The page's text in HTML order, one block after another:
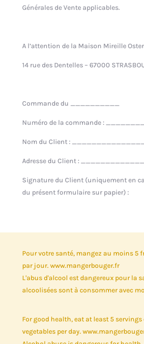
Générales de Vente applicables.
A l’attention de la Maison Mireille Oster
14 rue des Dentelles – 67000
Commande du __________
Numéro de la commande :
Nom du Client :
Adresse du Client :
Signature du Client (uniquement en
du présent formulaire sur papier) :
Pour votre santé, mangez au moins 5
par jour. www.mangerbouger.fr
L'abus d'alcool est dangereux pour la
alcoolisées sont à consommer avec
For good health, eat at least 5
vegetables per day.